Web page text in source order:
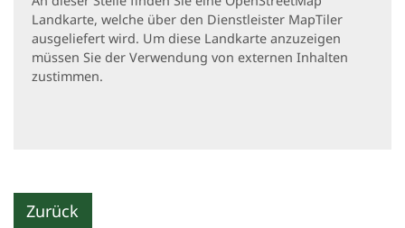
Landkarte, welche über den Dienstleister MapTiler
ausgeliefert wird. Um diese Landkarte anzuzeigen
müssen Sie der Verwendung von externen Inhalten
zustimmen.
Zurück